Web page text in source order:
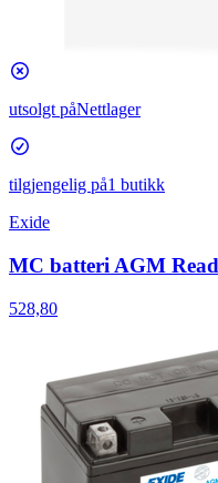
utsolgt påNettlager
tilgjengelig på1 butikk
Exide
MC batteri AGM
528,80